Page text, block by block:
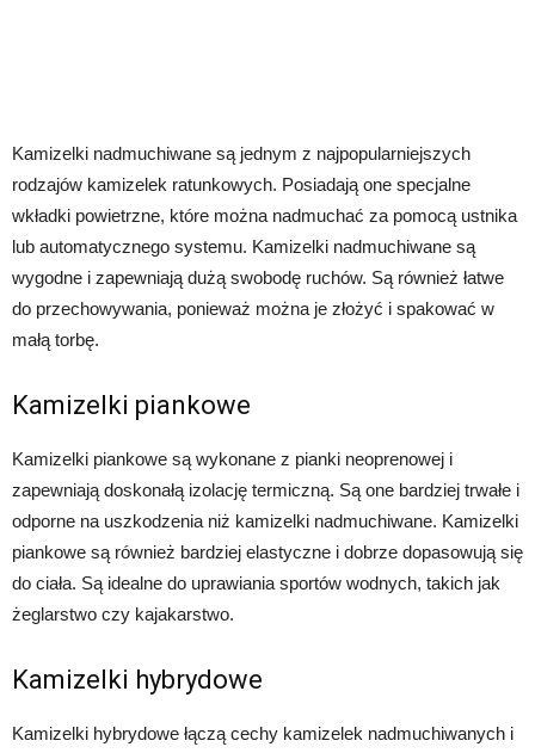
Kamizelki nadmuchiwane są jednym z najpopularniejszych
rodzajów kamizelek ratunkowych. Posiadają one specjalne
wkładki powietrzne, które można nadmuchać za pomocą ustnika
lub automatycznego systemu. Kamizelki nadmuchiwane są
wygodne i zapewniają dużą swobodę ruchów. Są również łatwe
do przechowywania, ponieważ można je złożyć i spakować w
małą torbę.
Kamizelki piankowe
Kamizelki piankowe są wykonane z pianki neoprenowej i
zapewniają doskonałą izolację termiczną. Są one bardziej trwałe i
odporne na uszkodzenia niż kamizelki nadmuchiwane. Kamizelki
piankowe są również bardziej elastyczne i dobrze dopasowują się
do ciała. Są idealne do uprawiania sportów wodnych, takich jak
żeglarstwo czy kajakarstwo.
Kamizelki hybrydowe
Kamizelki hybrydowe łączą cechy kamizelek nadmuchiwanych i